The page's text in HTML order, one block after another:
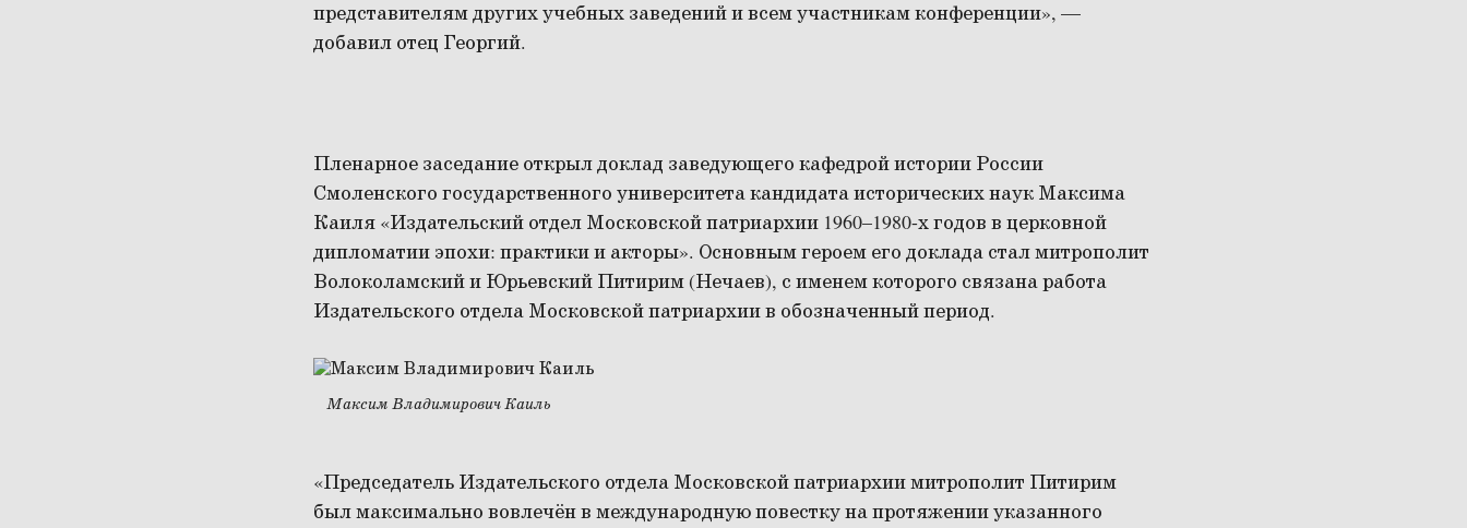
представителям других учебных заведений и всем участникам конференции», —
добавил отец Георгий.
Пленарное заседание открыл доклад заведующего кафедрой истории России
Смоленского государственного университета кандидата исторических наук Максима
Каиля «Издательский отдел Московской патриархии 1960–1980-х годов в церковной
дипломатии эпохи: практики и акторы». Основным героем его доклада стал митрополит
Волоколамский и Юрьевский Питирим (Нечаев), с именем которого связана работа
Издательского отдела Московской патриархии в обозначенный период.
Максим Владимирович Каиль
«Председатель Издательского отдела Московской патриархии митрополит Питирим
был максимально вовлечён в международную повестку на протяжении указанного